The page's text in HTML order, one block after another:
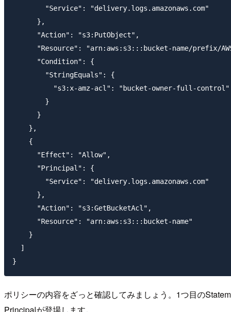
        "Service": "delivery.logs.amazonaws.com"
      },
      "Action": "s3:PutObject",
"Resource": "arn:aws:s3:::bucket-name/prefix/
      "Condition": {
        "StringEquals": {
          "s3:x-amz-acl": "bucket-owner-full-control"
        }
      }
    },
    {
      "Effect": "Allow",
      "Principal": {
        "Service": "delivery.logs.amazonaws.com"
      },
      "Action": "s3:GetBucketAcl",
      "Resource": "arn:aws:s3:::bucket-name"
    }
  ]
ポリシーの内容をざっと確認してみましょう。1つ目の